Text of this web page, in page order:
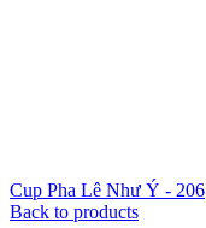
Cup Pha Lê Như Ý - 206
Back to products